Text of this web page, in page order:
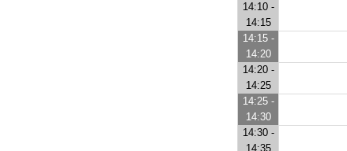
14:10 -
14:15
14:15 -
14:20
14:20 -
14:25
14:25 -
14:30
14:30 -
14:35